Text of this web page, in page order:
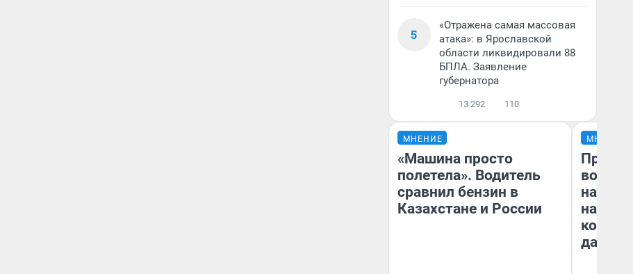
5
«Отражена самая массовая
атака»: в Ярославской
области ликвидировали 88
БПЛА. Заявление
губернатора
13 292 110
МНЕНИЕ
«Машина просто
полетела». Водитель
сравнил бензин в
Казахстане и России
МНЕНИЕ
нам
даже